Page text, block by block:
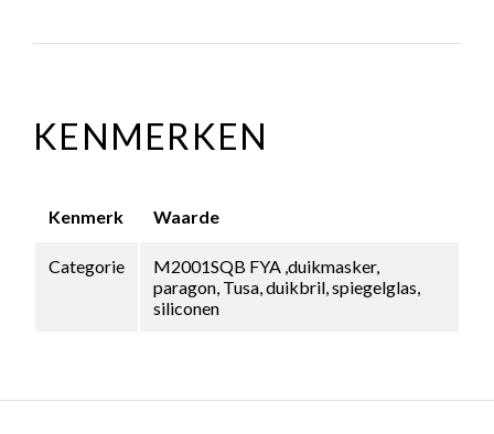
KENMERKEN
Kenmerk Waarde
Categorie
M2001SQB FYA ,duikmasker,
paragon, Tusa, duikbril, spiegelglas,
siliconen